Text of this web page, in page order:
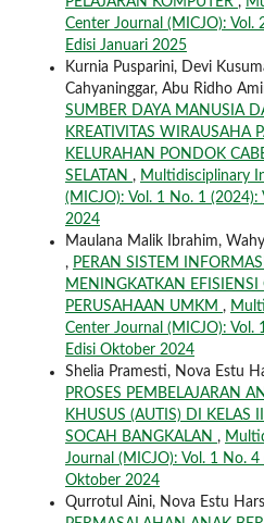
Center Journal (MICJO): Vol.
Edisi Januari 2025
Kurnia Pusparini, Devi
Cahyaninggar, Abu Ridho
SUMBER DAYA MANUSIA
KREATIVITAS WIRAUSAHA
KELURAHAN PONDOK
SELATAN , Multidisciplinary
(MICJO): Vol. 1 No. 1 (2024):
2024
Maulana Malik Ibrahim,
, PERAN SISTEM
MENINGKATKAN EFISIENSI
PERUSAHAAN UMKM ,
Center Journal (MICJO): Vol.
Edisi Oktober 2024
Shelia Pramesti, Nova Estu
PROSES PEMBELAJARAN
KHUSUS (AUTIS) DI KELAS
SOCAH BANGKALAN ,
Journal (MICJO): Vol. 1 No.
Oktober 2024
Qurrotul Aini, Nova Estu